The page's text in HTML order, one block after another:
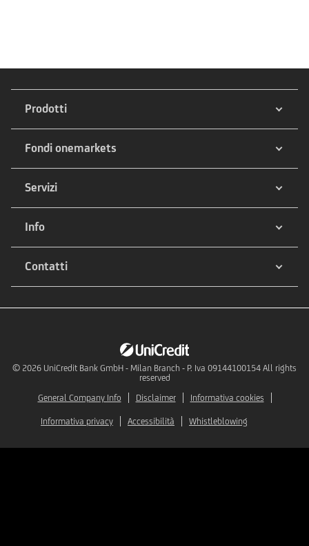
Prodotti
Fondi onemarkets
Servizi
Info
Contatti
© 2026 UniCredit Bank GmbH - Milan Branch - P. Iva 09144100154 All rights
reserved
General Company Info
Disclaimer Informativa cookies
Informativa privacy Accessibilità Whistleblowing